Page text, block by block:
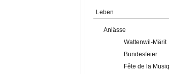
Leben
Anlässe
Wattenwil-Märit
Bundesfeier
Fête de la